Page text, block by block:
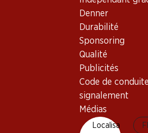
Denner
Durabilité
Sponsoring
Qualité
Publicités
Code de
signalement
Médias
Localisa
Vin blanc_old
1 an après l'achat
Température de dégustation
Empreinte carbone